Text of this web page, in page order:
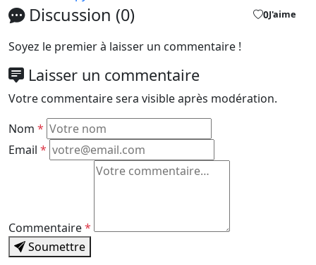
Discussion (0) 0J'aime
Soyez le premier à laisser un commentaire !
Laisser un commentaire
Votre commentaire sera visible après modération.
Nom *
Email *
Commentaire*
Soumettre